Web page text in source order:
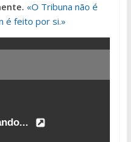
«O Tribuna não é
é feito por si.»